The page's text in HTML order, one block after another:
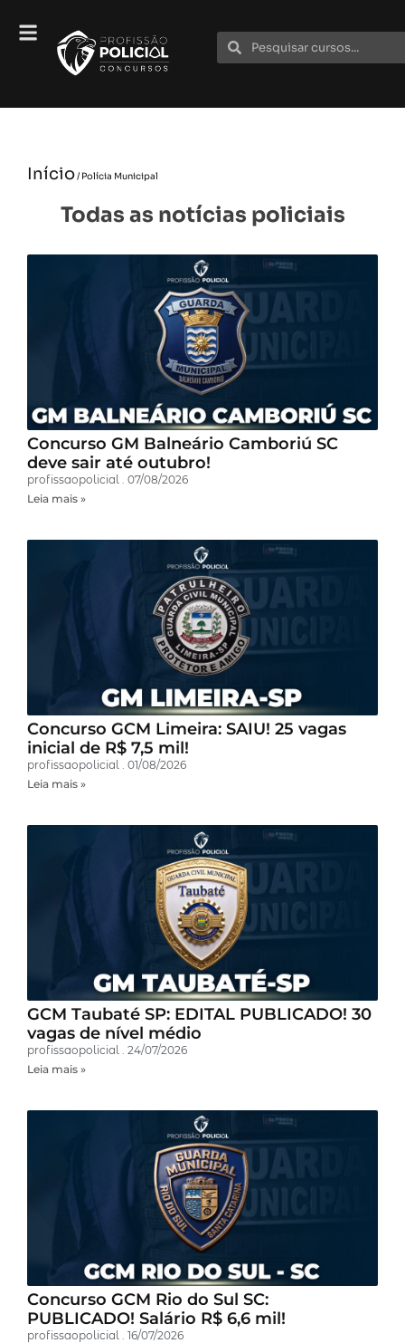
Início/ Polícia Municipal
Todas as notícias policiais
Concurso GM Balneário Camboriú SC
deve sair até outubro!
profissaopolicial
07/08/2026
Leia mais »
Concurso GCM Limeira: SAIU! 25 vagas
inicial de R$ 7,5 mil!
profissaopolicial
01/08/2026
Leia mais »
GCM Taubaté SP: EDITAL PUBLICADO! 30
vagas de nível médio
profissaopolicial
24/07/2026
Leia mais »
Concurso GCM Rio do Sul SC:
PUBLICADO! Salário R$ 6,6 mil!
profissaopolicial
16/07/2026